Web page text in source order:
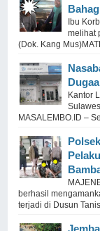
Ibu
melihat
(Dok. Kang
Kantor
MASALEMBO.ID –
berhasil
terjadi di Dusun